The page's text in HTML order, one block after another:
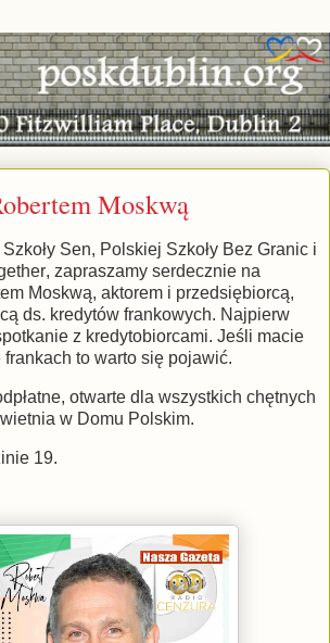
Moskwą
Sen, Polskiej Szkoły Bez Granic i
, zapraszamy serdecznie na
Moskwą, aktorem i przedsiębiorcą,
ds. kredytów frankowych. Najpierw
z kredytobiorcami. Jeśli macie
frankach to warto się pojawić.
otwarte dla wszystkich chętnych
w Domu Polskim.
19.